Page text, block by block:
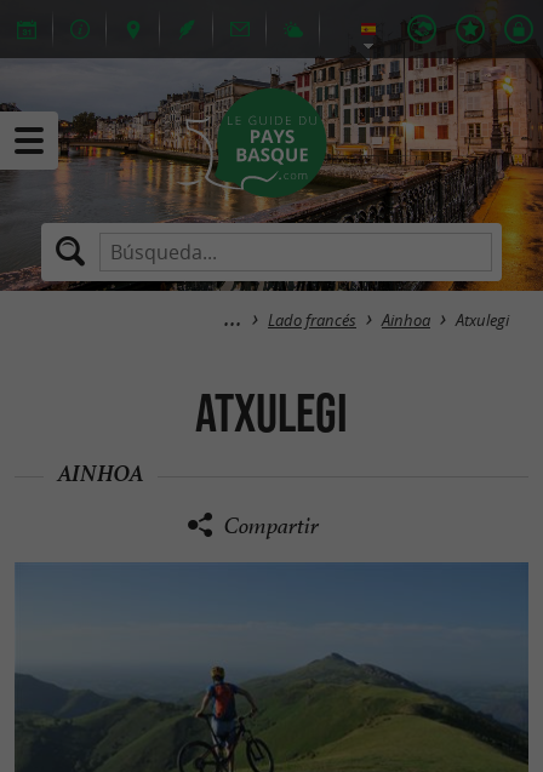
Lado francés Ainhoa Atxulegi
Atxulegi
AINHOA
Compartir